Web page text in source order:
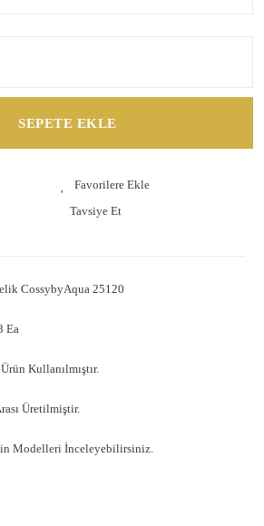
SEPETE EKLE
Tavsiye Et
CossybyAqua 25120
Ea
Kullanılmıştır.
Üretilmiştir.
Modelleri İnceleyebilirsiniz.